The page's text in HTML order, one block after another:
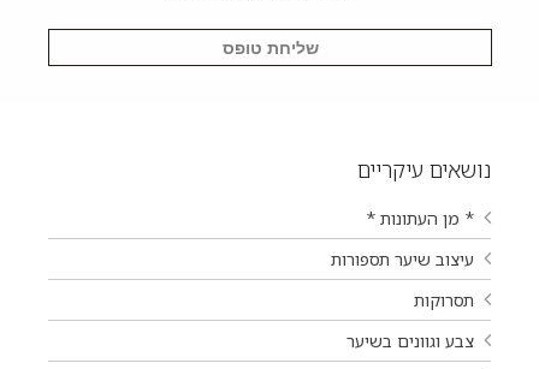
נושאים עיקריים
* מן העתונות *
עיצוב שיער תספורות
תסרוקות
צבע וגוונים בשיער